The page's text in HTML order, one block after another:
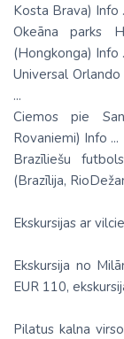
Kosta Brava) Info
Okeāna parks
(Hongkonga) Info
Universal
...
Ciemos pie
Rovaniemi) Info ...
Brazīliešu
(Brazīlija,
Ekskursijas ar
Ekskursija no
EUR 110,
Pilatus kalna